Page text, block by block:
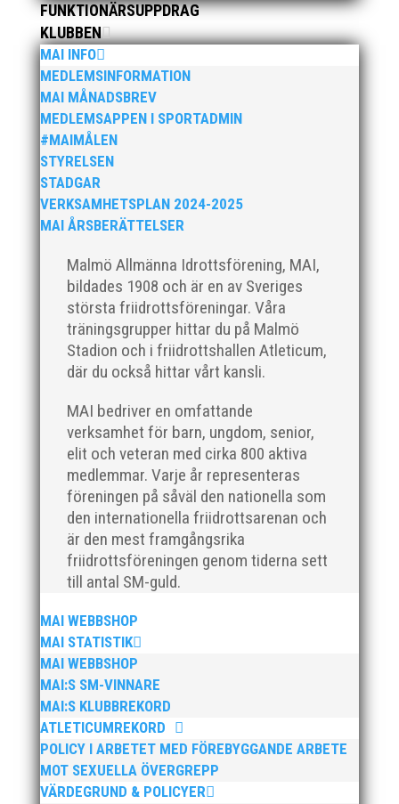
FUNKTIONÄRSUPPDRAG
KLUBBEN
MAI INFO
MEDLEMSINFORMATION
MAI MÅNADSBREV
MEDLEMSAPPEN I SPORTADMIN
#MAIMÅLEN
STYRELSEN
STADGAR
VERKSAMHETSPLAN 2024-2025
MAI ÅRSBERÄTTELSER
Malmö Allmänna Idrottsförening, MAI,
bildades 1908 och är en av Sveriges
största friidrottsföreningar. Våra
träningsgrupper hittar du på Malmö
Stadion och i friidrottshallen Atleticum,
där du också hittar vårt kansli.
MAI bedriver en omfattande
verksamhet för barn, ungdom, senior,
elit och veteran med cirka 800 aktiva
medlemmar. Varje år representeras
föreningen på såväl den nationella som
den internationella friidrottsarenan och
är den mest framgångsrika
friidrottsföreningen genom tiderna sett
till antal SM-guld.
MAI WEBBSHOP
MAI STATISTIK
MAI WEBBSHOP
MAI:S SM-VINNARE
MAI:S KLUBBREKORD
ATLETICUMREKORD
POLICY I ARBETET MED FÖREBYGGANDE ARBETE
MOT SEXUELLA ÖVERGREPP
VÄRDEGRUND & POLICYER
arrangemang. Då anordnar MAI på uppdrag av
Svenska Friidrottsförbundet Götalandsmästerskapen
för 13-14 åringar. De distrikt som ingår i
Götalandsregionen och deltar med lag i
Götalandsmästerskapen är Västsvenska, Göteborg,...
I helgen anordnades Malmö Indoor Challenge i
och med ungdom, senior och veterantävling i
friidrott. De allra yngsta var med på ”Prova-På-
Tävling". Det blev en härlig tävlingshelg med många
fina resultat med över 1650...
Efter en noggrann och lång rekryteringsprocess är vi
glada att kunna välkomna vår nya klubbdirektör,
Peter Karlsson, till vårt team. Med hans tidigare
erfarenhet och expertis från sina fyra år som
klubbchef på IF Kville i Göteborg är vi övertygade om
att han kommer...
Den 24-25 februari var det SM för juniorer (K22/M22 -
P17/F17) i Örebro. MAI hade många fina framgångar.
En trupp om 14 ungdomar åkte upp till Örebro och
tog med sig 1 guld, 1 silver och 3 brons hem till
Malmö. Utöver det många finalplatser och fina...